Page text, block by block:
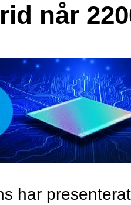
når
har presenterat